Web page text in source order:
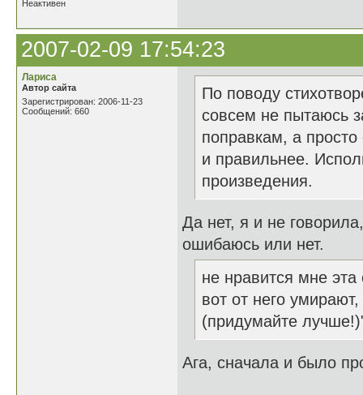
Неактивен
2007-02-09 17:54:23
Лариса
Автор сайта
Зарегистрирован: 2006-11-23
Сообщений: 660
По поводу
совсем не пытаюсь
поправкам, а
и правильнее.
произведения.
Да нет, я и не
ошибаюсь или нет.
не нравится мне
вот от него
(придумайте
Ага, сначала и было